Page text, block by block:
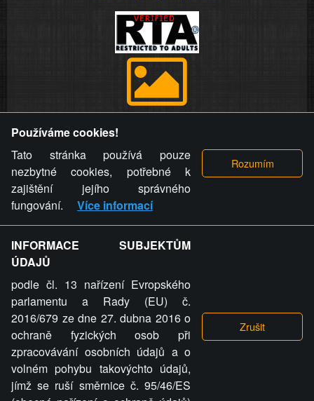
videa a komentáře. Osoba, které se toto opatření provozovatele
stránky týče, ani osoba, která umístila fotografii nebo video na
stránku, nemůže z důvodu odstranění fotografie, videa nebo
komentáře pro výše uvedenou okolnost uplatnit vůči
provozovateli stránky žádný nárok na náhradu škody nebo
nemajetkové újmy.
ZVRÁCENÝ.CZ - Svět není zvrácenej. To jen
ty lidi...
ZVRÁCENÝ.CZ
PRAVIDLA A PODMÍNKY GDPR
Používáme cookies!
Tato stránka používá pouze
nezbytné cookies, potřebné k
zajištění jejího správného
fungování.
Více informací
INFORMACE SUBJEKTŮM
ÚDAJŮ
podle čl. 13 nařízení Evropského
parlamentu a Rady (EU) č.
2016/679 ze dne 27. dubna 2016 o
ochraně fyzických osob při
zpracovávání osobních údajů a o
volném pohybu takovýchto údajů,
jímž se ruší směrnice č. 95/46/ES